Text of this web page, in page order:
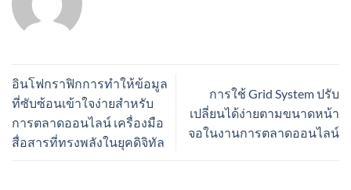
อินโฟกราฟิกการทำให้ข้อมูล
ที่ซับซ้อนเข้าใจง่ายสำหรับ
การตลาดออนไลน์ เครื่องมือ
สื่อสารที่ทรงพลังในยุคดิจิทัล
การใช้ Grid System ปรับ
เปลี่ยนได้ง่ายตามขนาดหน้า
จอในงานการตลาดออนไลน์